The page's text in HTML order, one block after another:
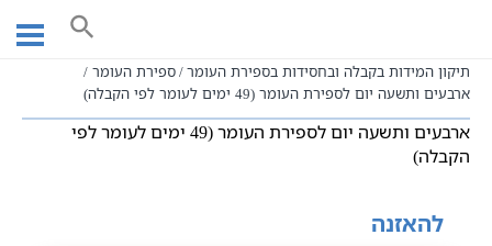
content
חגים ומועדים לפי הזוהר
תיקון המידות בקבלה ובחסידות בספירת העומר ספירת העומר
ארבעים ותשעה יום לספירת העומר (49 ימים לעומר לפי הקבלה)
ארבעים ותשעה יום לספירת העומר (49 ימים לעומר לפי
הקבלה)
להאזנה